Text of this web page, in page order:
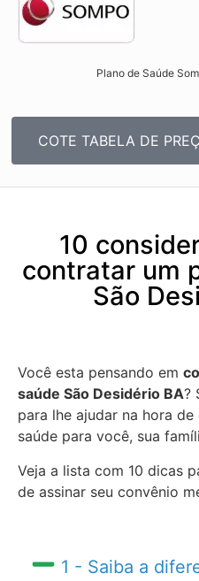
Plano de Saúde
COTE TABELA DE
10
contratar um
São
Você esta pensando em
saúde São Desidério BA?
para lhe ajudar na hora
saúde para você, sua
Veja a lista com 10 dicas
de assinar seu convênio
1 - Saiba a